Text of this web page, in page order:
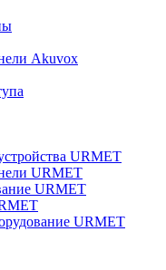
Akuvox
URMET
URMET
URMET
URMET